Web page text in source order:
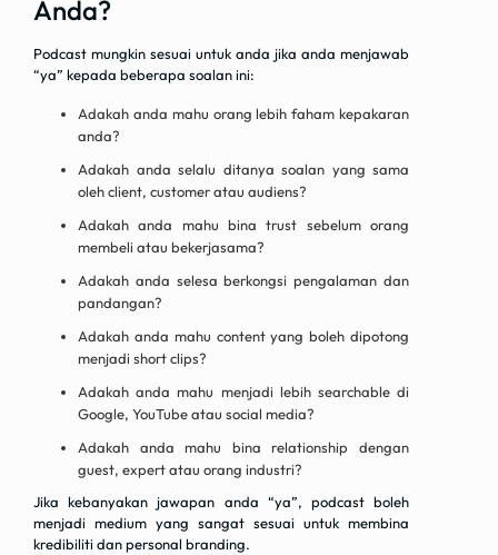
Anda?
Podcast mungkin sesuai untuk anda jika anda menjawab
“ya” kepada beberapa soalan ini:
Adakah anda mahu orang lebih faham kepakaran
anda?
Adakah anda selalu ditanya soalan yang sama
oleh client, customer atau audiens?
Adakah anda mahu bina trust sebelum orang
membeli atau bekerjasama?
Adakah anda selesa berkongsi pengalaman dan
pandangan?
Adakah anda mahu content yang boleh dipotong
menjadi short clips?
Adakah anda mahu menjadi lebih searchable di
Google, YouTube atau social media?
Adakah anda mahu bina relationship dengan
guest, expert atau orang industri?
Jika kebanyakan jawapan anda “ya”, podcast boleh
menjadi medium yang sangat sesuai untuk membina
kredibiliti dan personal branding.